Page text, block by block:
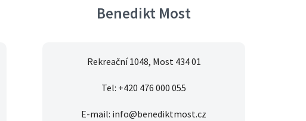
Benedikt Most
Rekreační 1048, Most 434 01
Tel: +420 476 000 055
E-mail: info@benediktmost.cz